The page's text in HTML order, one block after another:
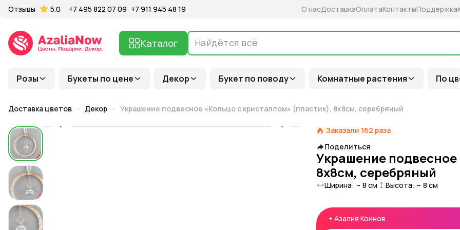
Розы Букеты по цене Декор Букет по поводу Комнатные растения По
Каталог
Отзывы 5.0 +7 495 822 07 09 +7 911 945 48 19 О насДоставкаОплатаКонтактыПоддержка
Доставка цветов Декор Украшение подвесное «Кольцо с кристаллом» (пластик), 8х8см, серебряный
Заказали 162 раза
Поделиться
Украшение
8х8см, серебряный
Ширина: ~ 8 см Высота: ~ 8 см
+ Азалия Коинов